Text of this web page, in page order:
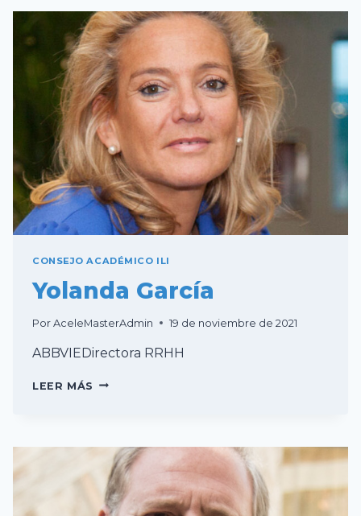
CONSEJO ACADÉMICO ILI
Yolanda García
Por AceleMasterAdmin 19 de noviembre de 2021
ABBVIEDirectora RRHH
LEER MÁS YOLANDA